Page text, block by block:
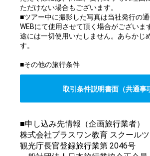
ただけない場合もございます。
■ツアー中に撮影した写真は当社発行の通
WEBにて使用させて頂く場合がございま
途には一切使用いたしません。あらかじ
す。
■その他の旅行条件
取引条件説明書面（共通事
■申し込み先情報（企画旅行業者）
株式会社プラスワン教育 スクール
観光庁長官登録旅行業第 2046号